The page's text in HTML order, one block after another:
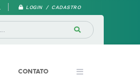
LOGIN / CADASTRO
CONTATO